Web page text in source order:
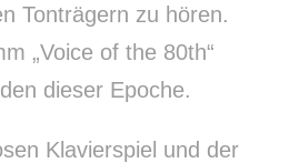
Tonträgern zu hören.
„Voice of the 80th“
dieser Epoche.
Klavierspiel und der